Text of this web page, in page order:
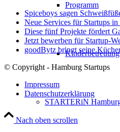
Programm
Kinderbetreuung
STARTERiN
Spiceboys sagen
Neue Services für Startups
Diese fünf Projekte fördert
Jetzt bewerben für Startup-
goodBytz bringt seine
© Copyright - Hamburg Startups
Impressum
Datenschutzerklärung
Nach oben scrollen